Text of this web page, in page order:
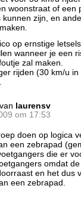
woonstraat of
zijn, en
op ernstige
wanneer je een
zal maken.
rijden (30 km/u
laurensv
om 17:53
doen op logica
een zebrapad
die er
omdat
en het dus
een zebrapad.